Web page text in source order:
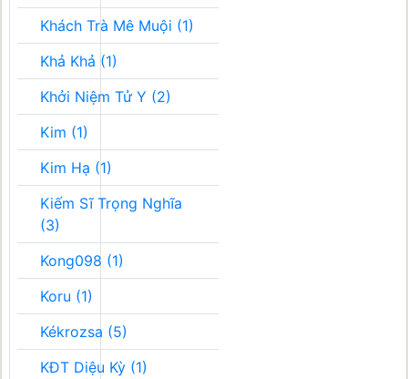
Khách Trà Mê Muội (1)
Khả Khả (1)
Khởi Niệm Tử Y (2)
Kim (1)
Kim Hạ (1)
Kiếm Sĩ Trọng Nghĩa
(3)
Kong098 (1)
Koru (1)
Kékrozsa (5)
KĐT Diệu Kỳ (1)